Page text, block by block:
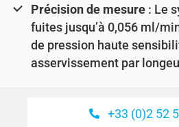
Précision de mesure : Le
fuites jusqu’à 0,056 ml/
de pression haute
asservissement par
+33 (0)2 52